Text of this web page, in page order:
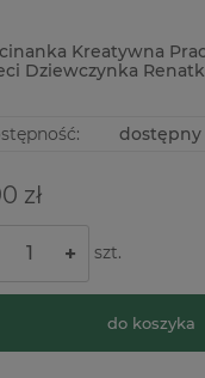
Kreatywna
Dziewczynka
dostępny
zł
+ szt.
do koszyka